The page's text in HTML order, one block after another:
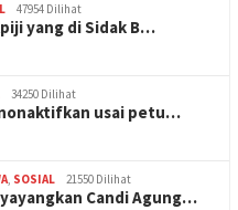
47954 Dilihat
yang di Sidak B…
34250 Dilihat
usai petu…
, SOSIAL 21550 Dilihat
Candi Agung…